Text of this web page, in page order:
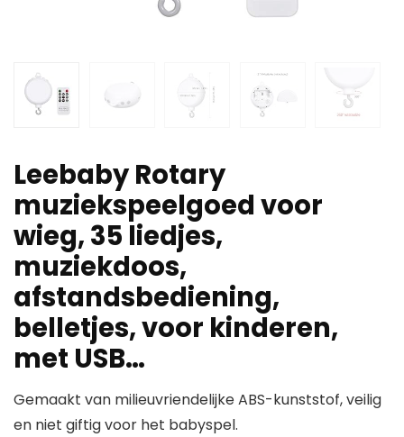
Leebaby Rotary
muziekspeelgoed voor
wieg, 35 liedjes,
muziekdoos,
afstandsbediening,
belletjes, voor kinderen,
met USB…
Gemaakt van milieuvriendelijke ABS-kunststof, veilig
en niet giftig voor het babyspel.